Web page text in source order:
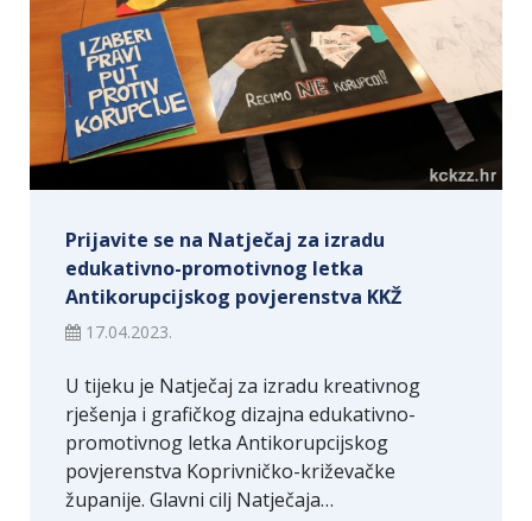
Prijavite se na Natječaj za izradu
edukativno-promotivnog letka
Antikorupcijskog povjerenstva KKŽ
17.04.2023.
U tijeku je Natječaj za izradu kreativnog
rješenja i grafičkog dizajna edukativno-
promotivnog letka Antikorupcijskog
povjerenstva Koprivničko-križevačke
županije. Glavni cilj Natječaja…